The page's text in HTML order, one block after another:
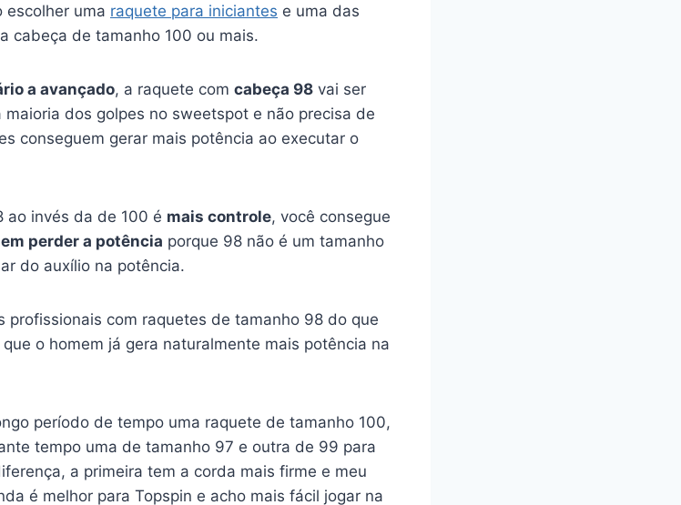
escolher uma raquete para iniciantes e uma das
cabeça de tamanho 100 ou mais.
a avançado, a raquete com cabeça 98 vai ser
dos golpes no sweetspot e não precisa de
conseguem gerar mais potência ao executar o
ao invés da de 100 é mais controle, você consegue
perder a potência porque 98 não é um tamanho
do auxílio na potência.
profissionais com raquetes de tamanho 98 do que
o homem já gera naturalmente mais potência na
período de tempo uma raquete de tamanho 100,
tempo uma de tamanho 97 e outra de 99 para
a primeira tem a corda mais firme e meu
é melhor para Topspin e acho mais fácil jogar na